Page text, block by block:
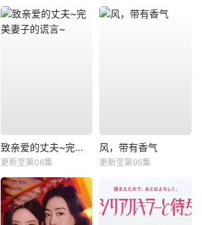
致亲爱的丈夫~完美妻子的谎言~
更新至第06集
风，带有香气
更新至第95集